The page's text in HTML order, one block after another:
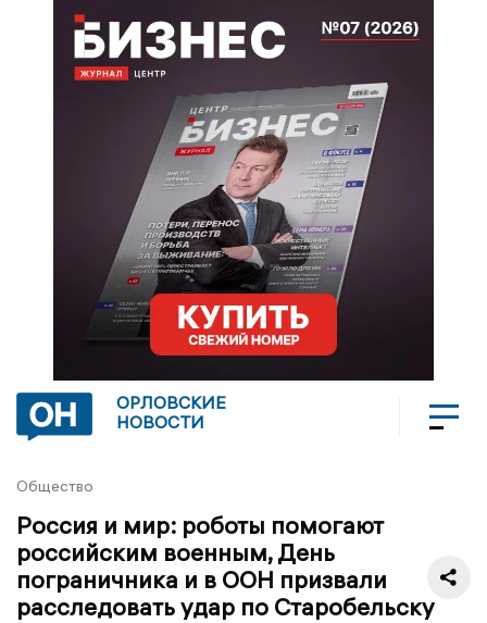
ОРЛОВСКИЕ
НОВОСТИ
Общество
Россия и мир: роботы помогают
российским военным, День
пограничника и в ООН призвали
расследовать удар по Старобельску